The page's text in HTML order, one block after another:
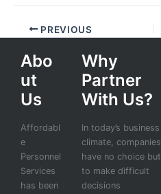
PREVIOUS
Abo
ut
Us
Affordabl
e
Personnel
Services
has been
Why
Partner
With Us?
In today’s business
climate, companies
have no choice but
to make difficult
decisions